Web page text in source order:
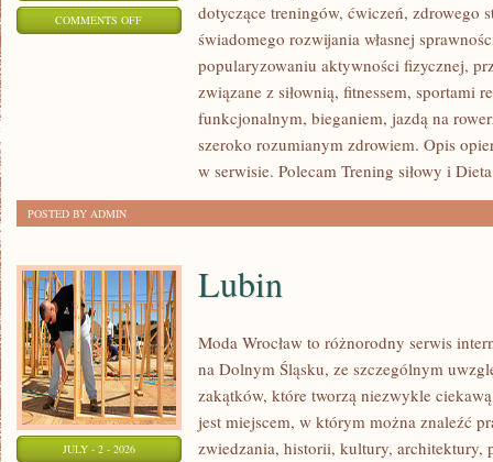
COMMENTS OFFON
dotyczące treningów, ćwiczeń, zdrowego
świadomego rozwijania własnej
popularyzowaniu aktywności fizycznej,
związane z siłownią, fitnessem, sportami
funkcjonalnym, bieganiem, jazdą na
szeroko rozumianym zdrowiem. Opis
w serwisie. Polecam Trening siłowy i
POSTED BY ADMIN
JULY - 2 - 2026
Lubin
Moda Wrocław to różnorodny serwis
na Dolnym Śląsku, ze szczególnym
zakątków, które tworzą niezwykle
jest miejscem, w którym można znaleźć
zwiedzania, historii, kultury, architektury,